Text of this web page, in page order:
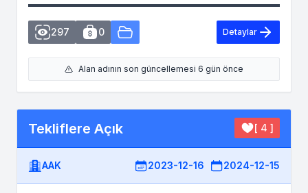
297 0 Detaylar
Alan adının son güncellemesi 6 gün önce
Tekliflere Açık [ 4 ]
AAK 2023-12-16 2024-12-15